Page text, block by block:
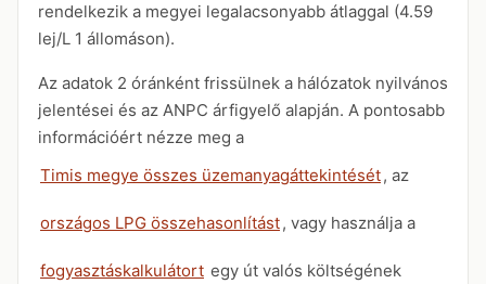
rendelkezik a megyei legalacsonyabb átlaggal (4.59
lej/L 1 állomáson).
Az adatok 2 óránként frissülnek a hálózatok nyilvános
jelentései és az ANPC árfigyelő alapján. A pontosabb
információért nézze meg a
Timis megye összes üzemanyagáttekintését, az
országos LPG összehasonlítást, vagy használja a
fogyasztáskalkulátort egy út valós költségének